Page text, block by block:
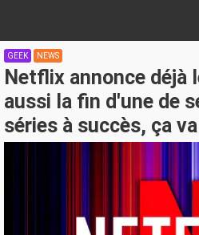
GEEK NEWS
Netflix annonce déjà
aussi la fin d'une de
séries à succès, ça